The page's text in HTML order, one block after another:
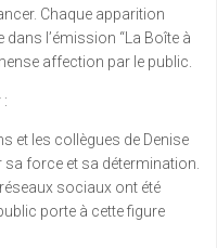
Chaque apparition
l’émission “La Boîte à
affection par le public.
:
et les collègues de Denise
force et sa détermination.
sociaux ont été
porte à cette figure